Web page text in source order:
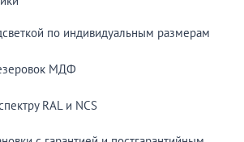
по индивидуальным размерам
МДФ
RAL и NCS